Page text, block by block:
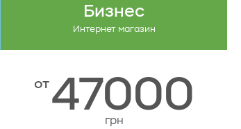
Бизнес
Интернет магазин
от47000
грн